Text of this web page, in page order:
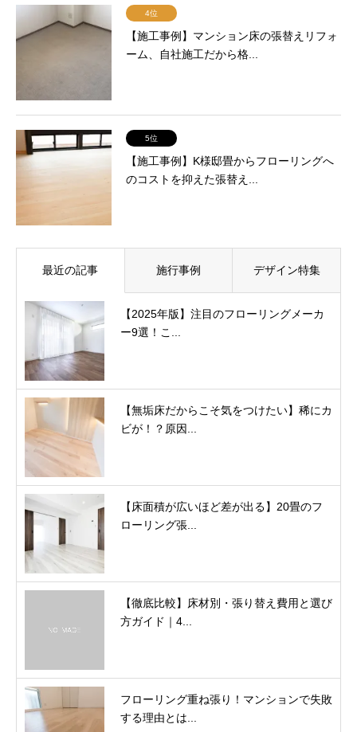
4位
【施工事例】マンション床の張替えリフォ
ーム、自社施工だから格...
5位
【施工事例】K様邸畳からフローリングへ
のコストを抑えた張替え...
最近の記事 施行事例 デザイン特集
【2025年版】注目のフローリングメーカ
ー9選！こ...
【無垢床だからこそ気をつけたい】稀にカ
ビが！？原因...
【床面積が広いほど差が出る】20畳のフ
ローリング張...
【徹底比較】床材別・張り替え費用と選び
方ガイド｜4...
フローリング重ね張り！マンションで失敗
する理由とは...